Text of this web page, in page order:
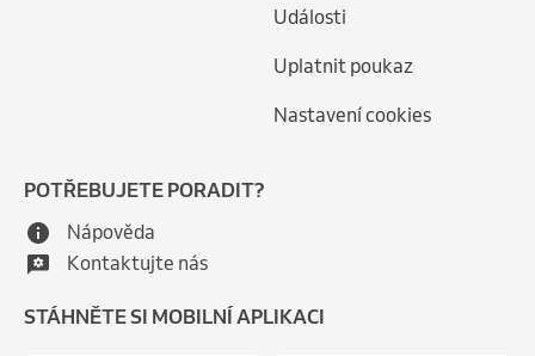
Události
Uplatnit poukaz
Nastavení cookies
POTŘEBUJETE PORADIT?
Nápověda
Kontaktujte nás
STÁHNĚTE SI MOBILNÍ APLIKACI